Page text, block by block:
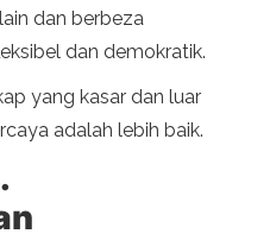
dan berbeza
dan demokratik.
yang kasar dan luar
adalah lebih baik.